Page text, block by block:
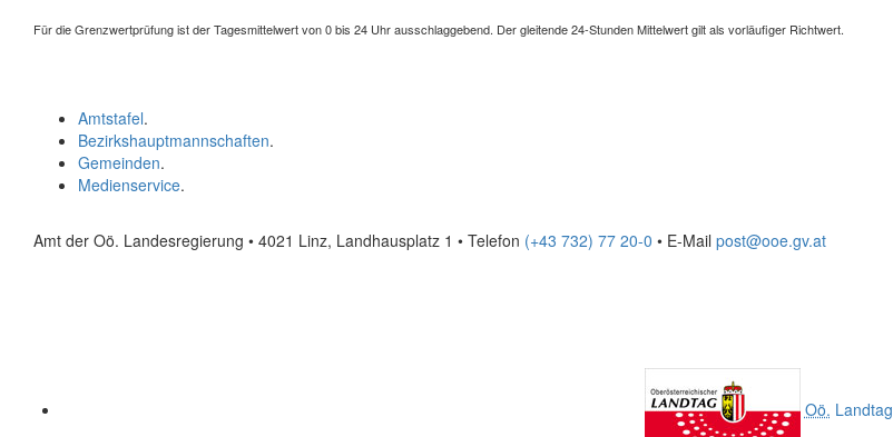
Für die Grenzwertprüfung ist der Tagesmittelwert von 0 bis 24 Uhr ausschlaggebend. Der gleitende 24-Stunden Mittelwert gilt als vorläufiger Richtwert.
Amtstafel.
Bezirkshauptmannschaften.
Gemeinden.
Medienservice.
Amt der Oö. Landesregierung • 4021 Linz, Landhausplatz 1 • Telefon (+43 732) 77 20-0 • E-Mail post@ooe.gv.at
Oö. Landtag